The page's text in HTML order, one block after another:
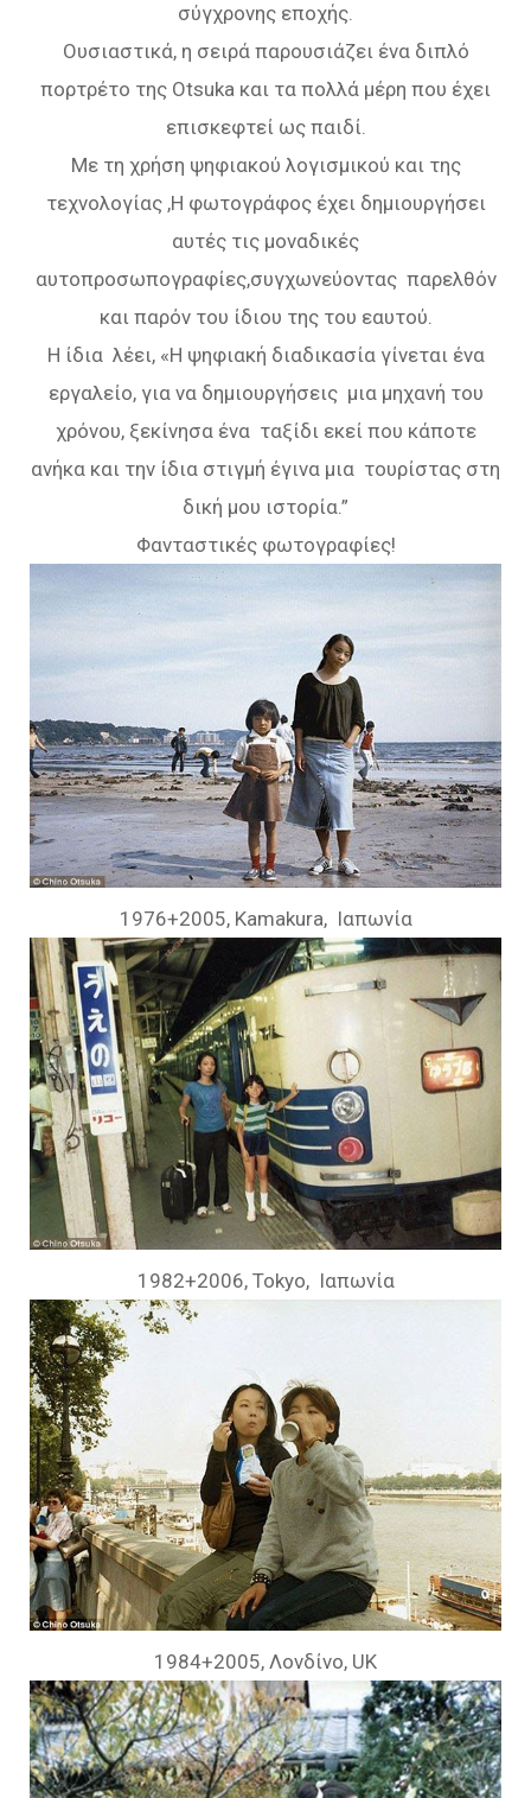
σύγχρονης εποχής.
Ουσιαστικά, η σειρά παρουσιάζει ένα διπλό
πορτρέτο της Otsuka και τα πολλά μέρη που έχει
επισκεφτεί ως παιδί.
Με τη χρήση ψηφιακού λογισμικού και της
τεχνολογίας ,Η φωτογράφος έχει δημιουργήσει
αυτές τις μοναδικές
αυτοπροσωπογραφίες,συγχωνεύοντας παρελθόν
και παρόν του ίδιου της του εαυτού.
Η ίδια λέει, «Η ψηφιακή διαδικασία γίνεται ένα
εργαλείο, για να δημιουργήσεις μια μηχανή του
χρόνου, ξεκίνησα ένα ταξίδι εκεί που κάποτε
ανήκα και την ίδια στιγμή έγινα μια τουρίστας στη
δική μου ιστορία.”
Φανταστικές φωτογραφίες!
1976+2005, Kamakura, Ιαπωνία
1982+2006, Tokyo, Ιαπωνία
1984+2005, Λονδίνο, UK